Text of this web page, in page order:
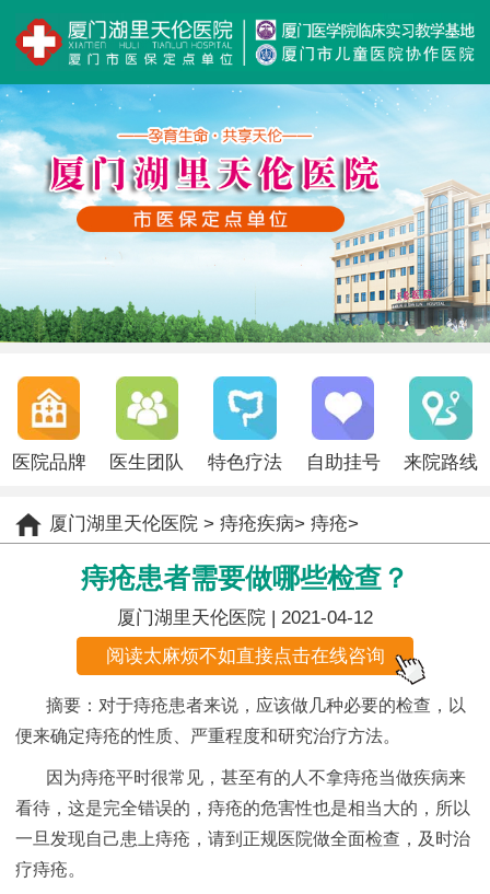
医院品牌 医生团队 特色疗法 自助挂号 来院路线
厦门湖里天伦医院> 痔疮疾病> 痔疮>
痔疮患者需要做哪些检查？
厦门湖里天伦医院 | 2021-04-12
阅读太麻烦不如直接点击在线咨询
摘要：对于痔疮患者来说，应该做几种必要的检查，以
便来确定痔疮的性质、严重程度和研究治疗方法。
因为痔疮平时很常见，甚至有的人不拿痔疮当做疾病来
看待，这是完全错误的，痔疮的危害性也是相当大的，所以
一旦发现自己患上痔疮，请到正规医院做全面检查，及时治
疗痔疮。